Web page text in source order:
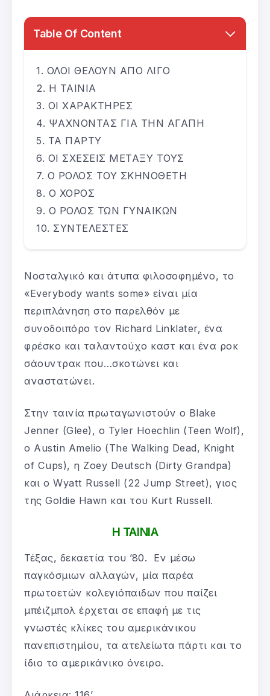
Table Of Content
ΟΛΟΙ ΘΕΛΟΥΝ ΑΠΟ ΛΙΓΟ
Η ΤΑΙΝΙΑ
ΟΙ ΧΑΡΑΚΤΗΡΕΣ
ΨΑΧΝΟΝΤΑΣ ΓΙΑ ΤΗΝ ΑΓΑΠΗ
ΤΑ ΠΑΡΤΥ
ΟΙ ΣΧΕΣΕΙΣ ΜΕΤΑΞΥ ΤΟΥΣ
Ο ΡΟΛΟΣ ΤΟΥ ΣΚΗΝΟΘΕΤΗ
Ο ΧΟΡΟΣ
Ο ΡΟΛΟΣ ΤΩΝ ΓΥΝΑΙΚΩΝ
ΣΥΝΤΕΛΕΣΤΕΣ
Νοσταλγικό και άτυπα φιλοσοφημένο, το
«Everybody wants some» είναι μία
περιπλάνηση στο παρελθόν με
συνοδοιπόρο τον Richard Linklater, ένα
φρέσκο και ταλαντούχο καστ και ένα ροκ
σάουντρακ που…σκοτώνει και
αναστατώνει.
Στην ταινία πρωταγωνιστούν ο Blake
Jenner (Glee), o Tyler Hoechlin (Teen Wolf),
ο Austin Amelio (The Walking Dead, Knight
of Cups), η Zoey Deutsch (Dirty Grandpa)
και ο Wyatt Russell (22 Jump Street), γιος
της Goldie Hawn και του Kurt Russell.
Η ΤΑΙΝΙΑ
Τέξας, δεκαετία του ’80. Εν μέσω
παγκόσμιων αλλαγών, μία παρέα
πρωτοετών κολεγιόπαιδων που παίζει
μπέιζμπολ έρχεται σε επαφή με τις
γνωστές κλίκες του αμερικάνικου
πανεπιστημίου, τα ατελείωτα πάρτι και το
ίδιο το αμερικάνικο όνειρο.